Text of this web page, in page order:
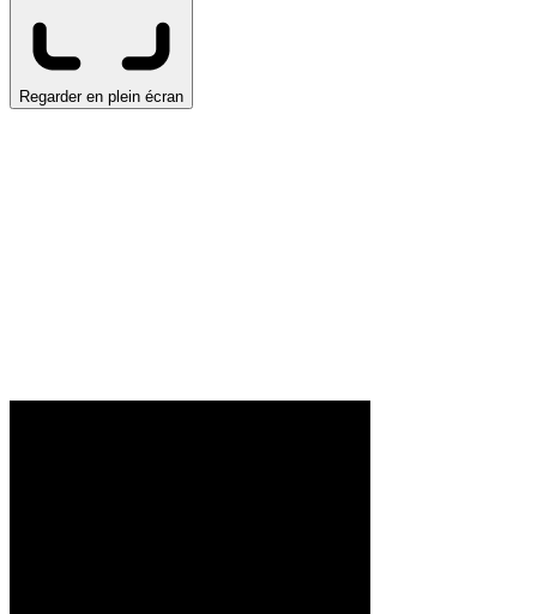
Regarder en plein écran